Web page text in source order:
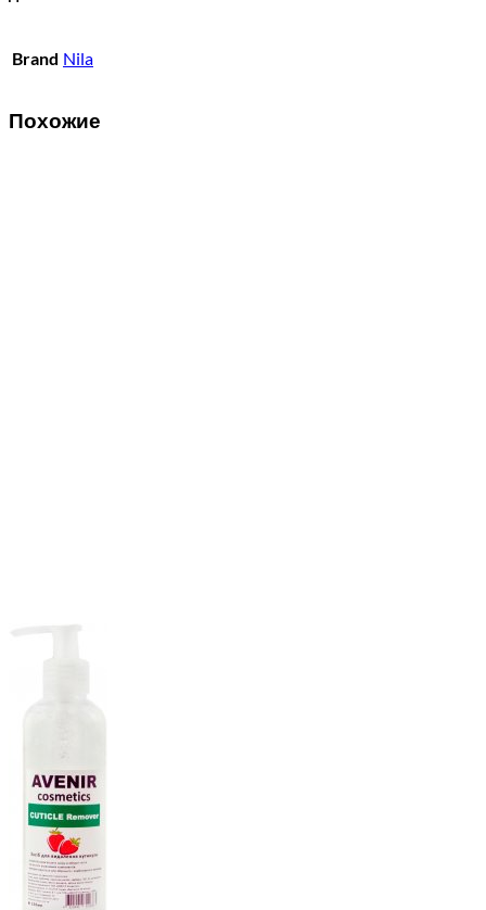
Brand Nila
Похожие